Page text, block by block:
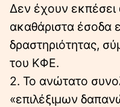
Δεν έχουν
ακαθάριστα έσοδα
δραστηριότητας,
του ΚΦΕ.
2. Το ανώτατο
«επιλέξιμων